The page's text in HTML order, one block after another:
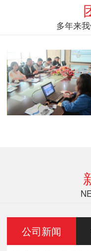
多年来
公司新闻